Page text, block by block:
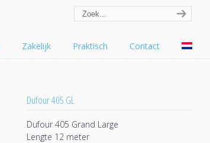
Zakelijk Praktisch Contact
Dufour 405 GL
Dufour 405 Grand Large
Lengte 12 meter